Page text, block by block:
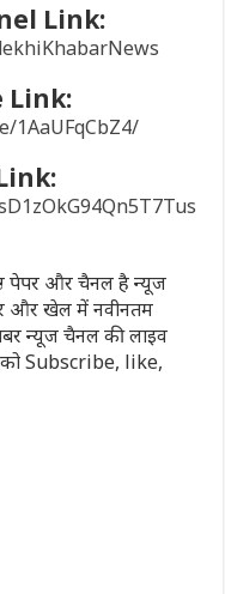
Link:
Link:
1AaUFqCbZ4/
पेपर और चैनल है न्यूज
और खेल में नवीनतम
न्यूज चैनल की लाइव
को Subscribe, like,